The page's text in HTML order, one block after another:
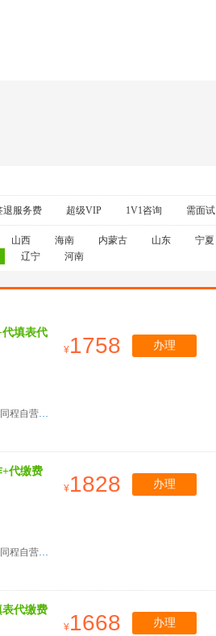
退服务费 超级VIP 1V1咨询 需面试
山西 海南 内蒙古 山东 宁夏
辽宁 河南
填表代
程自营
1758 办理
代缴费
程自营
1828 办理
代缴费
1668 办理